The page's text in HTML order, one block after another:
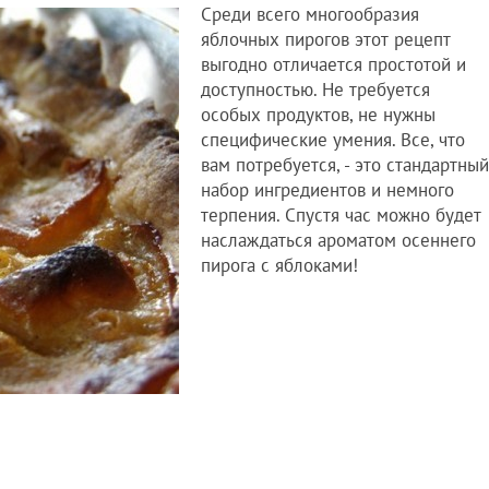
Среди всего многообразия
яблочных пирогов этот рецепт
выгодно отличается простотой и
доступностью. Не требуется
особых продуктов, не нужны
специфические умения. Все, что
вам потребуется, - это стандартный
набор ингредиентов и немного
терпения. Спустя час можно будет
наслаждаться ароматом осеннего
пирога с яблоками!